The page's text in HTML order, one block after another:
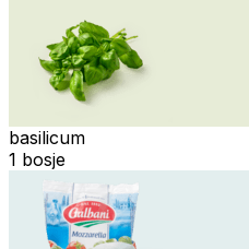
basilicum
1 bosje